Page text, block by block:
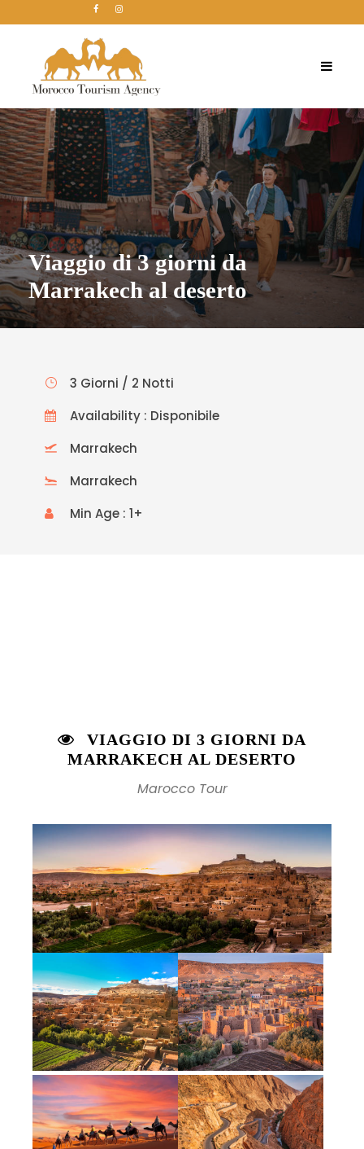
Viaggio di 3 giorni da
Marrakech al deserto
3 Giorni / 2 Notti
Availability : Disponibile
Marrakech
Marrakech
Min Age : 1+
VIAGGIO DI 3 GIORNI DA
MARRAKECH AL DESERTO
Marocco Tour